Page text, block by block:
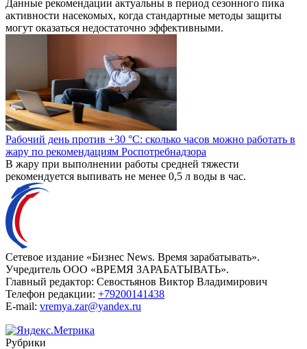
Данные рекомендации актуальны в период сезонного пика
активности насекомых, когда стандартные методы защиты
могут оказаться недостаточно эффективными.
Рабочий день против +30 °C: сколько часов можно работать в
жару по рекомендациям Роспотребнадзора
В жару при выполнении работы средней тяжести
рекомендуется выпивать не менее 0,5 л воды в час.
Сетевое издание «Бизнес News. Время зарабатывать».
Учредитель ООО «ВРЕМЯ ЗАРАБАТЫВАТЬ».
Главный редактор: Севостьянов Виктор Владимирович
Телефон редакции: +79200141438
E-mail: vremya.zar@yandex.ru
Рубрики